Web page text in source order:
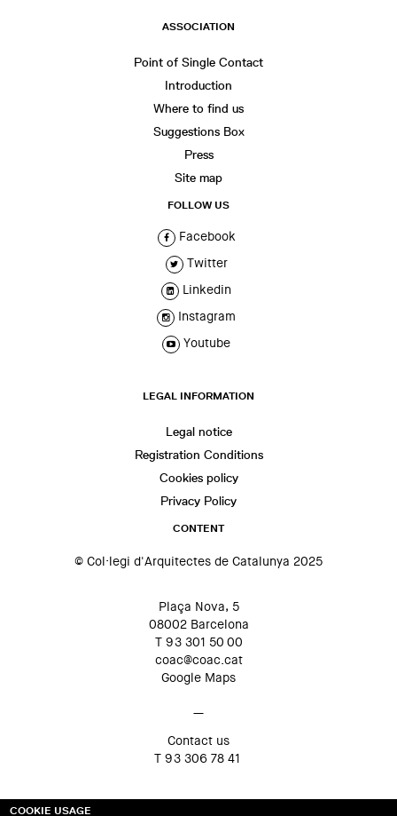
ASSOCIATION
Point of Single Contact
Introduction
Where to find us
Suggestions Box
Press
Site map
FOLLOW US
Facebook
Twitter
Linkedin
Instagram
Youtube
LEGAL INFORMATION
Legal notice
Registration Conditions
Cookies policy
Privacy Policy
CONTENT
© Col·legi d'Arquitectes de Catalunya 2025
Plaça Nova, 5
08002 Barcelona
T 93 301 50 00
coac@coac.cat
Google Maps
—
Contact us
T 93 306 78 41
COOKIE USAGE